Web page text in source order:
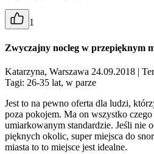
1
Zwyczajny nocleg w przepięknym
Katarzyna, Warszawa 24.09.2018 |
Tagi: 26-35 lat, w parze
Jest to na pewno oferta dla ludzi,
poza pokojem. Ma on wszystko
umiarkowanym standardzie. Jeśli nie
pięknych okolic, super miejsca do
miasta to to miejsce jest idealne.